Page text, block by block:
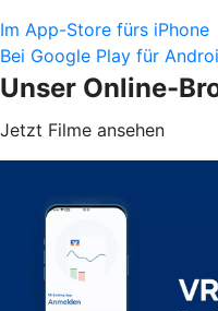
Im App-Store fürs iPhone
Bei Google Play für
Unser Online-
Jetzt Filme ansehen